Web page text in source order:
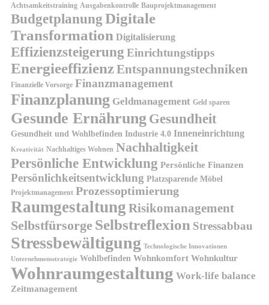
Achtsamkeitstraining Ausgabenkontrolle Bauprojektmanagement
BudgetplanungDigitale
Transformation Digitalisierung
Effizienzsteigerung Einrichtungstipps
EnergieeffizienzEntspannungstechniken
Finanzielle Vorsorge Finanzmanagement
Finanzplanung Geldmanagement Geld sparen
Gesunde Ernährung Gesundheit
Gesundheit und Wohlbefinden Industrie 4.0 Inneneinrichtung
Kreativität Nachhaltiges Wohnen Nachhaltigkeit
Persönliche Entwicklung Persönliche Finanzen
Persönlichkeitsentwicklung Platzsparende Möbel
Projektmanagement Prozessoptimierung
Raumgestaltung Risikomanagement
Selbstfürsorge Selbstreflexion Stressabbau
Stressbewältigung Technologische Innovationen
Unternehmensstrategie Wohlbefinden Wohnkomfort Wohnkultur
Wohnraumgestaltung Work-life balance
Zeitmanagement